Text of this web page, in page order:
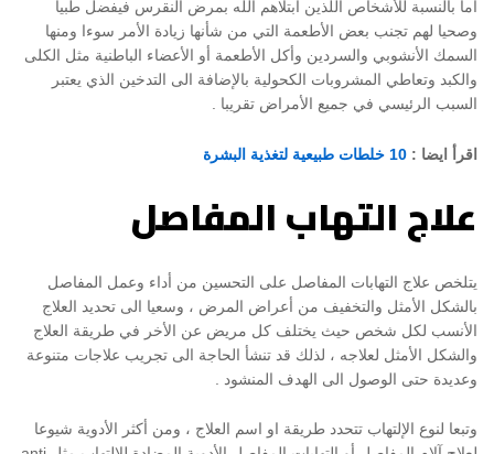
أما بالنسبة للأشخاص اللذين ابتلاهم الله بمرض النقرس فيفضل طبيا
وصحيا لهم تجنب بعض الأطعمة التي من شأنها زيادة الأمر سوءا ومنها
السمك الأنشوبي والسردين وأكل الأطعمة أو الأعضاء الباطنية مثل الكلى
والكبد وتعاطي المشروبات الكحولية بالإضافة الى التدخين الذي يعتبر
السبب الرئيسي في جميع الأمراض تقريبا .
اقرأ ايضا : 10 خلطات طبيعية لتغذية البشرة
علاج التهاب المفاصل
يتلخص علاج التهابات المفاصل على التحسين من أداء وعمل المفاصل
بالشكل الأمثل والتخفيف من أعراض المرض ، وسعيا الى تحديد العلاج
الأنسب لكل شخص حيث يختلف كل مريض عن الأخر في طريقة العلاج
والشكل الأمثل لعلاجه ، لذلك قد تنشأ الحاجة الى تجريب علاجات متنوعة
وعديدة حتى الوصول الى الهدف المنشود .
وتبعا لنوع الإلتهاب تتحدد طريقة او اسم العلاج ، ومن أكثر الأدوية شيوعا